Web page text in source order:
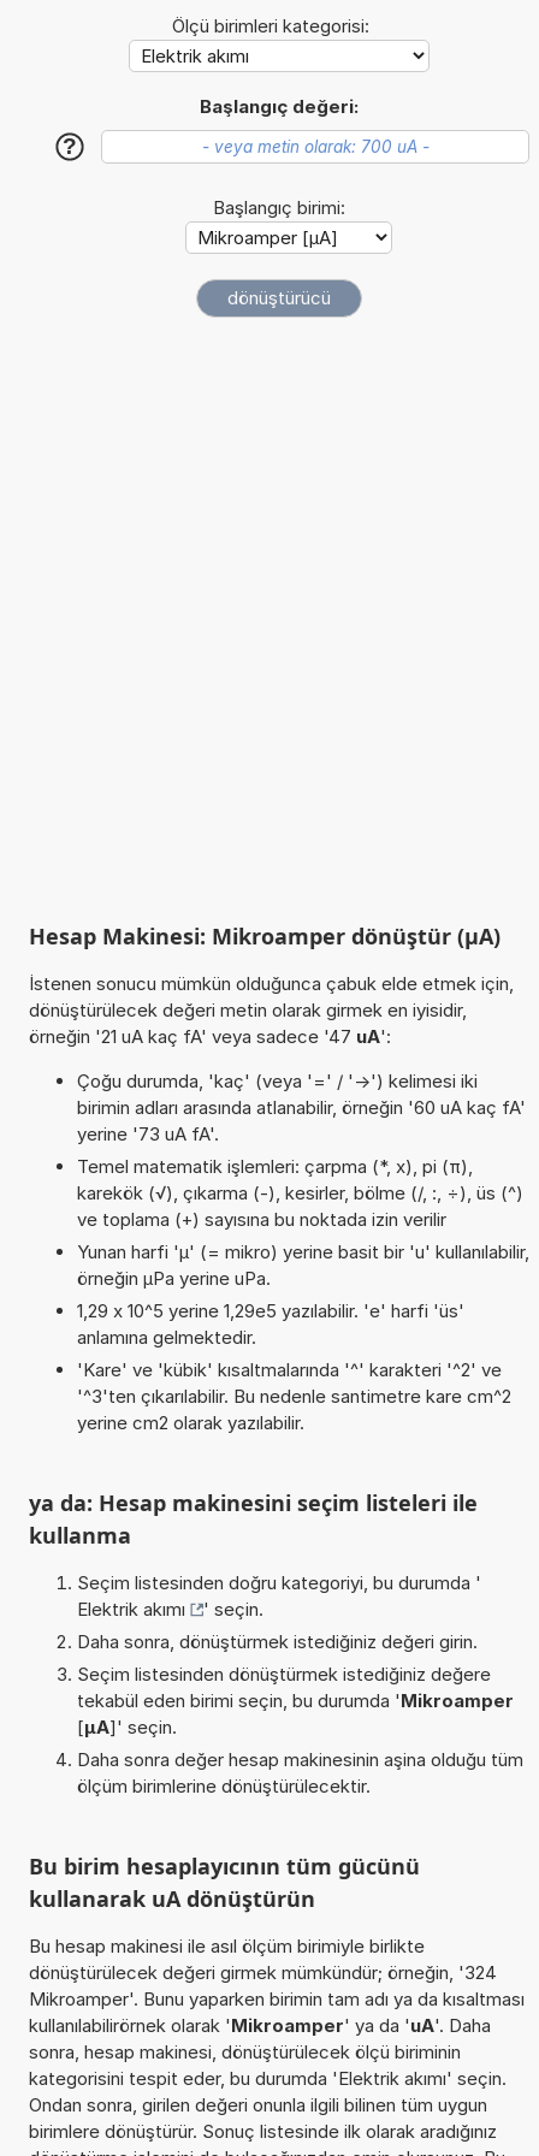
Ölçü birimleri kategorisi:
Başlangıç değeri:
?
Başlangıç birimi:
Hesap Makinesi: Mikroamper dönüştür (µA)
İstenen sonucu mümkün olduğunca çabuk elde etmek için,
dönüştürülecek değeri metin olarak girmek en iyisidir,
örneğin '21 uA kaç fA' veya sadece '47 uA':
Çoğu durumda, 'kaç' (veya '=' / '->') kelimesi iki
birimin adları arasında atlanabilir, örneğin '60 uA kaç fA'
yerine '73 uA fA'.
Temel matematik işlemleri: çarpma (*, x), pi (π),
karekök (√), çıkarma (-), kesirler, bölme (/, :, ÷), üs (^)
ve toplama (+) sayısına bu noktada izin verilir
Yunan harfi 'µ' (= mikro) yerine basit bir 'u' kullanılabilir,
örneğin µPa yerine uPa.
1,29 x 10^5 yerine 1,29e5 yazılabilir. 'e' harfi 'üs'
anlamına gelmektedir.
'Kare' ve 'kübik' kısaltmalarında '^' karakteri '^2' ve
'^3'ten çıkarılabilir. Bu nedenle santimetre kare cm^2
yerine cm2 olarak yazılabilir.
ya da: Hesap makinesini seçim listeleri ile
kullanma
Seçim listesinden doğru kategoriyi, bu durumda '
Elektrik akımı
' seçin.
Daha sonra, dönüştürmek istediğiniz değeri girin.
Seçim listesinden dönüştürmek istediğiniz değere
tekabül eden birimi seçin, bu durumda 'Mikroamper
[µA]' seçin.
Daha sonra değer hesap makinesinin aşina olduğu tüm
ölçüm birimlerine dönüştürülecektir.
Bu birim hesaplayıcının tüm gücünü
kullanarak uA dönüştürün
Bu hesap makinesi ile asıl ölçüm birimiyle birlikte
dönüştürülecek değeri girmek mümkündür; örneğin, '324
Mikroamper'. Bunu yaparken birimin tam adı ya da kısaltması
kullanılabilirörnek olarak 'Mikroamper' ya da 'uA'. Daha
sonra, hesap makinesi, dönüştürülecek ölçü biriminin
kategorisini tespit eder, bu durumda 'Elektrik akımı' seçin.
Ondan sonra, girilen değeri onunla ilgili bilinen tüm uygun
birimlere dönüştürür. Sonuç listesinde ilk olarak aradığınız